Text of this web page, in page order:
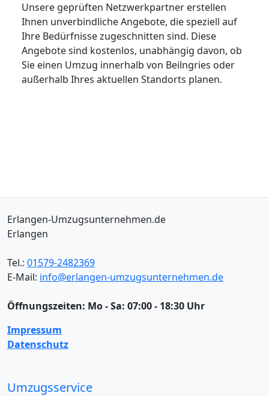
Unsere geprüften Netzwerkpartner erstellen
Ihnen unverbindliche Angebote, die speziell auf
Ihre Bedürfnisse zugeschnitten sind. Diese
Angebote sind kostenlos, unabhängig davon, ob
Sie einen Umzug innerhalb von Beilngries oder
außerhalb Ihres aktuellen Standorts planen.
Erlangen-Umzugsunternehmen.de
Erlangen
Tel.: 01579-2482369
E-Mail: info@erlangen-umzugsunternehmen.de
Öffnungszeiten: Mo - Sa: 07:00 - 18:30 Uhr
Impressum
Datenschutz
Umzugsservice